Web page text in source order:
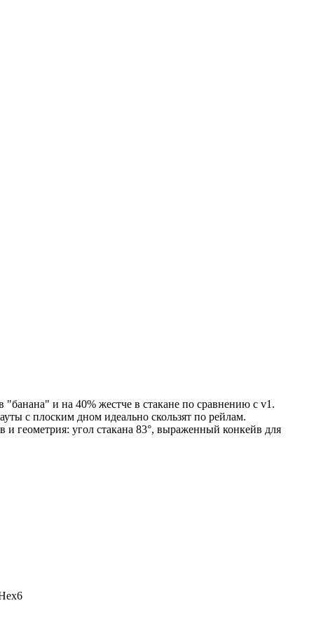
и на 40% жестче в стакане по сравнению с v1.
с плоским дном идеально скользят по рейлам.
геометрия: угол стакана 83°, выраженный конкейв для